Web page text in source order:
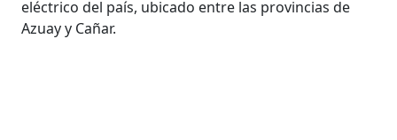
eléctrico del país, ubicado entre las provincias de
Azuay y Cañar.